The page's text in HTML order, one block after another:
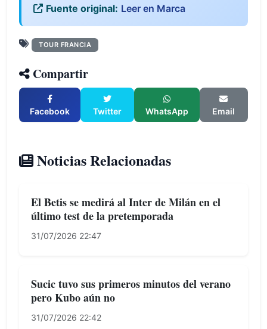
Fuente original: Leer en Marca
TOUR FRANCIA
Compartir
Facebook Twitter WhatsApp Email
Noticias Relacionadas
El Betis se medirá al Inter de Milán en el
último test de la pretemporada
31/07/2026 22:47
Sucic tuvo sus primeros minutos del verano
pero Kubo aún no
31/07/2026 22:42